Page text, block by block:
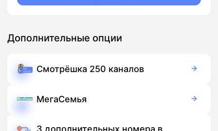
Дополнительные опции
Смотрёшка 250 каналов
Подписка
МегаСемья
3 дополнительных номера в